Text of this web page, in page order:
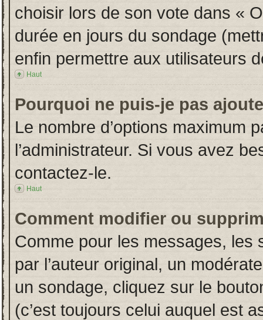
choisir lors de son vote dans «
durée en jours du sondage
enfin permettre aux utilisateurs
Haut
Pourquoi ne puis-je pas
Le nombre d’options maximum
l’administrateur. Si vous avez
contactez-le.
Haut
Comment modifier ou
Comme pour les messages, les
par l’auteur original, un
un sondage, cliquez sur le
(c’est toujours celui auquel est